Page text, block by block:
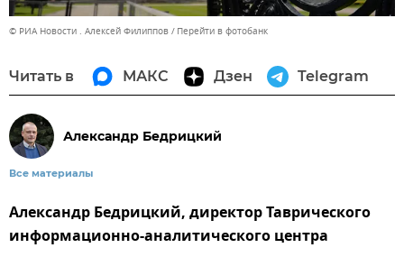
© РИА Новости . Алексей Филиппов Перейти в фотобанк
Читать в МАКС Дзен Telegram
Александр Бедрицкий
Все материалы
Александр Бедрицкий, директор Таврического
информационно-аналитического центра